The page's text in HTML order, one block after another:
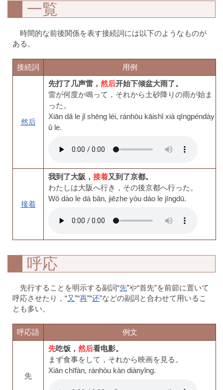
一覧
時間的な前後関係を表す接続詞には以下のようなものが
ある。
接続詞 用例
然后
先打了几声雷， 然后开始下倾盆大雨了。
雷が何度か鳴って，それから土砂降りの雨が始ま
った。
Xiān dǎ le jǐ shēng léi, ránhòu kāishǐ xià qīngpéndày
ǔ le.
接着
我到了大阪， 接着又到了京都。
わたしは大阪へ行き，その後京都へ行った。
Wǒ dào le dà bǎn, jiēzhe yòu dào le jīngdū.
呼応
先行することを明示する副詞“先”や“首先”を前節に置いて
呼応させたり，“又”“再”“还”などの副詞と合わせて用いるこ
とも多い。
呼応語 例文
先
先吃饭， 然后看电影。
まず食事をして，それから映画を見る。
Xiān chīfàn, ránhòu kàn diànyǐng.